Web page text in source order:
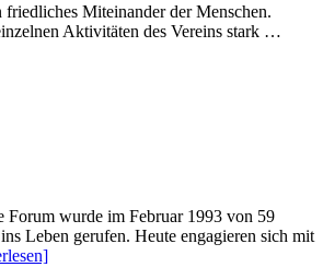
Miteinander der Menschen.
Aktivitäten des Vereins stark …
Forum wurde im Februar 1993 von 59
Leben gerufen. Heute engagieren sich mit